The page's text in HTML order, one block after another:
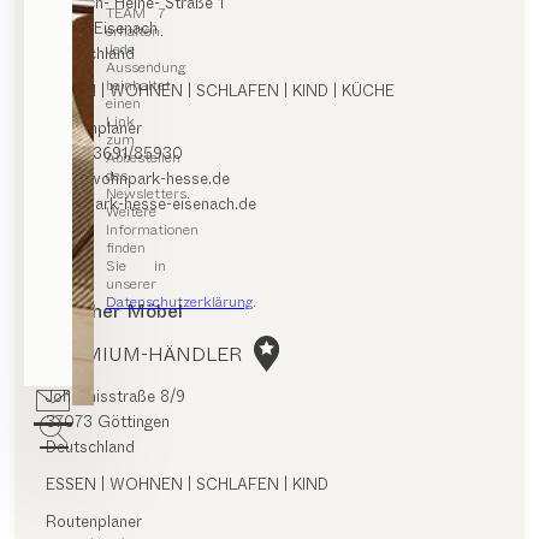
TEAM 7
erhalten.
Jede
Aussendung
beinhaltet
einen
Link
zum
Abbestellen
des
Newsletters.
Weitere
Informationen
finden
Sie in
unserer
Datenschutzerklärung.
99817 Eisenach
Deutschland
ESSEN | WOHNEN | SCHLAFEN | KIND | KÜCHE
Routenplaner
0049/3691/85930
Info@wohnpark-hesse.de
wohnpark-hesse-eisenach.de
Günther Möbel
PREMIUM-HÄNDLER
Johannisstraße 8/9
37073 Göttingen
Deutschland
ESSEN | WOHNEN | SCHLAFEN | KIND
Routenplaner